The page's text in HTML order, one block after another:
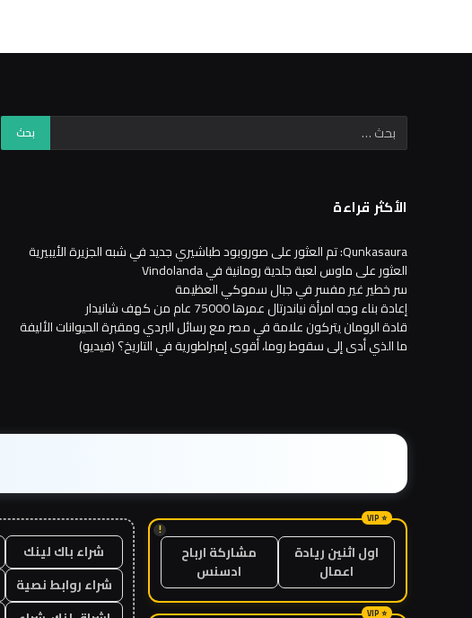
الأكثر قراءة
Qunkasaura: تم العثور على صوروبود طباشيري جديد في شبه الجزيرة الأيبيرية
العثور على ماوس لعبة جلدية رومانية في Vindolanda
سر خطير غير مفسر في جبال سموكي العظيمة
إعادة بناء وجه امرأة نياندرتال عمرها 75000 عام من كهف شانيدار
قادة الرومان يتركون علامة في مصر مع رسائل البردي ومقبرة الحيوانات الأليفة
ما الذي أدى إلى سقوط روما، أقوى إمبراطورية في التاريخ؟ (فيديو)
!
اول اثنين ريادة
اعمال
مشاركة ارباح
ادسنس
شراء باك لينك
شراء روابط نصية